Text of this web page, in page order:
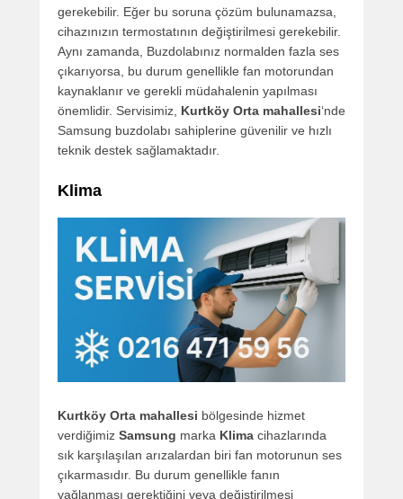
gerekebilir. Eğer bu soruna çözüm bulunamazsa,
cihazınızın termostatının değiştirilmesi gerekebilir.
Aynı zamanda, Buzdolabınız normalden fazla ses
çıkarıyorsa, bu durum genellikle fan motorundan
kaynaklanır ve gerekli müdahalenin yapılması
önemlidir. Servisimiz, Kurtköy Orta mahallesi‘nde
Samsung buzdolabı sahiplerine güvenilir ve hızlı
teknik destek sağlamaktadır.
Klima
Kurtköy Orta mahallesi bölgesinde hizmet
verdiğimiz Samsung marka Klima cihazlarında
sık karşılaşılan arızalardan biri fan motorunun ses
çıkarmasıdır. Bu durum genellikle fanın
yağlanması gerektiğini veya değiştirilmesi